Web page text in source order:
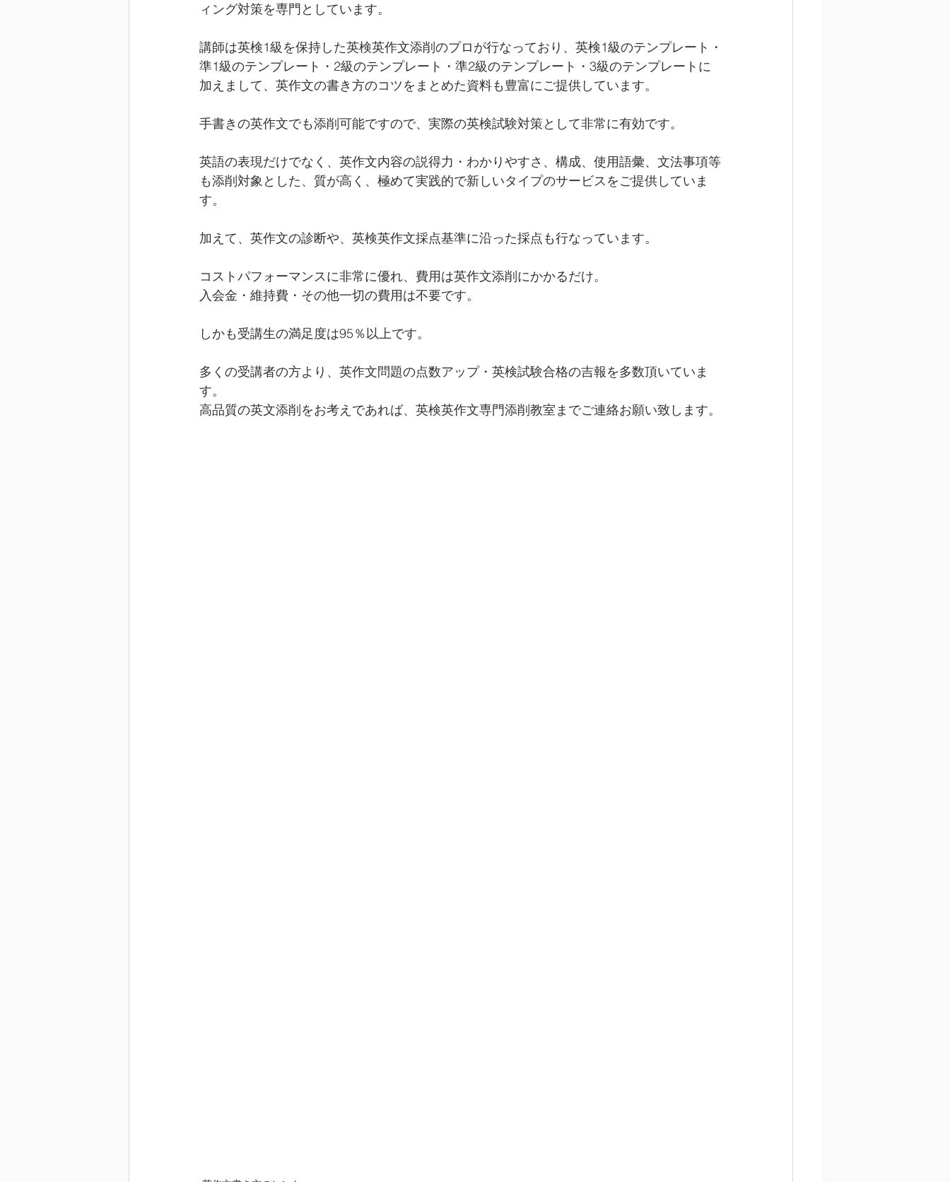
ィング対策を専門としています。
講師は英検1級を保持した英検英作文添削のプロが行なっており、英検1級のテンプレート・
準1級のテンプレート・2級のテンプレート・準2級のテンプレート・3級のテンプレートに
加えまして、英作文の書き方のコツをまとめた資料も豊富にご提供しています。
手書きの英作文でも添削可能ですので、実際の英検試験対策として非常に有効です。
英語の表現だけでなく、英作文内容の説得力・わかりやすさ、構成、使用語彙、文法事項等
も添削対象とした、質が高く、極めて実践的で新しいタイプのサービスをご提供していま
す。
加えて、英作文の診断や、英検英作文採点基準に沿った採点も行なっています。
コストパフォーマンスに非常に優れ、費用は英作文添削にかかるだけ。
入会金・維持費・その他一切の費用は不要です。
しかも受講生の満足度は95％以上です。
多くの受講者の方より、英作文問題の点数アップ・英検試験合格の吉報を多数頂いていま
す。
高品質の英文添削をお考えであれば、英検英作文専門添削教室までご連絡お願い致します。